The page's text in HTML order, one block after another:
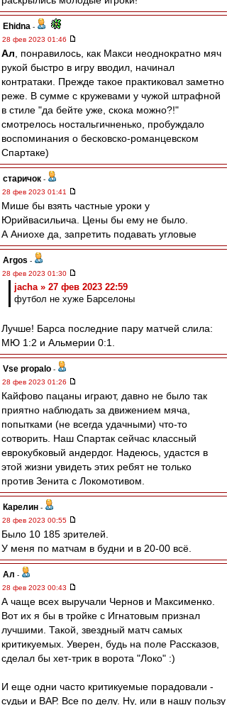
Ehidna -
28 фев 2023 01:46
Ал , понравилось, как Макси неоднократно мяч
рукой быстро в игру вводил, начинал
контратаки. Прежде такое практиковал заметно
реже. В сумме с кружевами у чужой штрафной
в стиле "да бейте уже, скока можно?!"
смотрелось ностальгичненько, пробуждало
воспоминания о бесковско-романцевском
Спартаке)
старичок -
28 фев 2023 01:41
Мише бы взять частные уроки у
Юрийвасильича. Цены бы ему не было.
А Аниохе да, запретить подавать угловые
Argos -
28 фев 2023 01:30
jacha » 27 фев 2023 22:59
футбол не хуже Барселоны
Лучше! Барса последние пару матчей слила:
МЮ 1:2 и Альмерии 0:1.
Vse propalo -
28 фев 2023 01:26
Кайфово пацаны играют, давно не было так
приятно наблюдать за движением мяча,
попытками (не всегда удачными) что-то
сотворить. Наш Спартак сейчас классный
еврокубковый андердог. Надеюсь, удастся в
этой жизни увидеть этих ребят не только
против Зенита с Локомотивом.
Карелин -
28 фев 2023 00:55
Было 10 185 зрителей.
У меня по матчам в будни и в 20-00 всё.
Ал -
28 фев 2023 00:43
А чаще всех выручали Чернов и Максименко.
Вот их я бы в тройке с Игнатовым признал
лучшими. Такой, звездный матч самых
критикуемых. Уверен, будь на поле Рассказов,
сделал бы хет-трик в ворота "Локо" :)
И еще одни часто критикуемые порадовали -
судьи и ВАР. Все по делу. Ну, или в нашу пользу